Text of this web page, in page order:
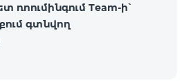
ռոումինգում Team-ի՝
գտնվող